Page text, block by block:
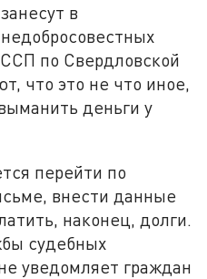
в
по Свердловской
что это не что иное,
деньги у
перейти по
внести данные
наконец, долги.
судебных
уведомляет граждан